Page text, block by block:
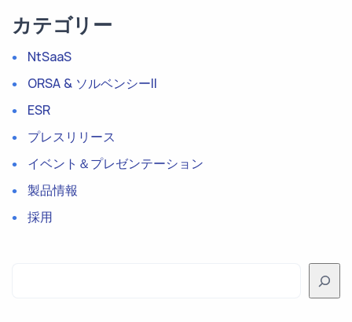
カテゴリー
NtSaaS
ORSA & ソルベンシーII
ESR
プレスリリース
イベント＆プレゼンテーション
製品情報
採用